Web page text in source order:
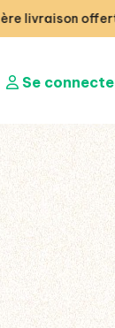
offerte
Se